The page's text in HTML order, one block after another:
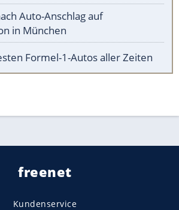
Auto-Anschlag auf
in München
Formel-1-Autos aller Zeiten
freenet
Kundenservice